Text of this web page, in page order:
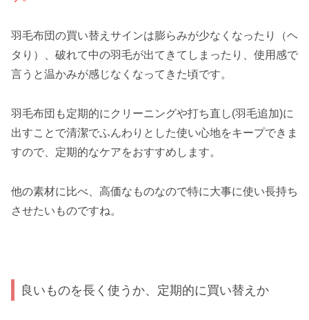
羽毛布団の買い替えサインは膨らみが少なくなったり（ヘ
タり）、破れて中の羽毛が出てきてしまったり、使用感で
言うと温かみが感じなくなってきた頃です。
羽毛布団も定期的にクリーニングや打ち直し(羽毛追加)に
出すことで清潔でふんわりとした使い心地をキープできま
すので、定期的なケアをおすすめします。
他の素材に比べ、高価なものなので特に大事に使い長持ち
させたいものですね。
良いものを長く使うか、定期的に買い替えか